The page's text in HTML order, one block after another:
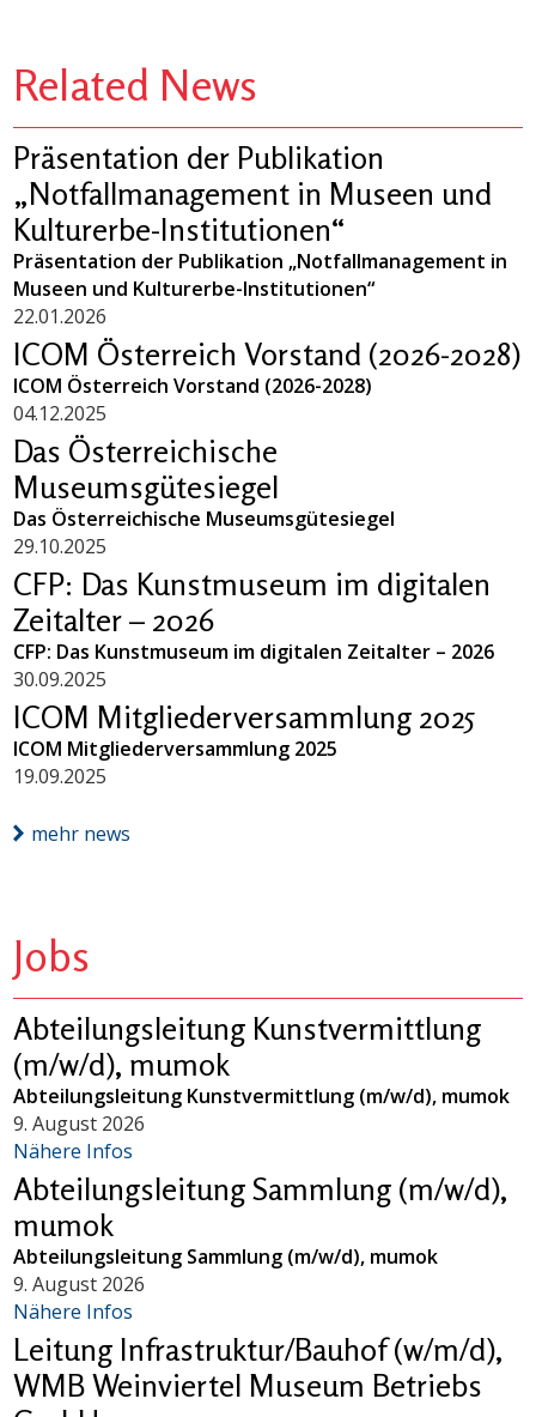
Related News
Präsentation der Publikation
„Notfallmanagement in Museen und
Kulturerbe-Institutionen“
Präsentation der Publikation „Notfallmanagement in
Museen und Kulturerbe-Institutionen“
22.01.2026
ICOM Österreich Vorstand (2026-2028)
ICOM Österreich Vorstand (2026-2028)
04.12.2025
Das Österreichische
Museumsgütesiegel
Das Österreichische Museumsgütesiegel
29.10.2025
CFP: Das Kunstmuseum im digitalen
Zeitalter – 2026
CFP: Das Kunstmuseum im digitalen Zeitalter – 2026
30.09.2025
ICOM Mitgliederversammlung 2025
ICOM Mitgliederversammlung 2025
19.09.2025
mehr news
Jobs
Abteilungsleitung Kunstvermittlung
(m/w/d), mumok
Abteilungsleitung Kunstvermittlung (m/w/d), mumok
9. August 2026
Nähere Infos
Abteilungsleitung Sammlung (m/w/d),
mumok
Abteilungsleitung Sammlung (m/w/d), mumok
9. August 2026
Nähere Infos
Leitung Infrastruktur/Bauhof (w/m/d),
WMB Weinviertel Museum Betriebs